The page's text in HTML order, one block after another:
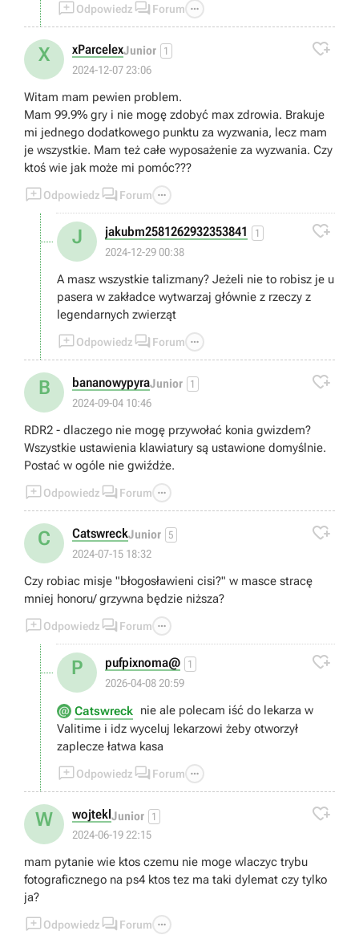
Odpowiedz  Forum 
X xParcelexJunior 1
2024-12-07 23:06

Witam mam pewien problem.
Mam 99.9% gry i nie mogę zdobyć max zdrowia. Brakuje
mi jednego dodatkowego punktu za wyzwania, lecz mam
je wszystkie. Mam też całe wyposażenie za wyzwania. Czy
ktoś wie jak może mi pomóc???
Odpowiedz  Forum 
J jakubm2581262932353841 1
2024-12-29 00:38

A masz wszystkie talizmany? Jeżeli nie to robisz je u
pasera w zakładce wytwarzaj głównie z rzeczy z
legendarnych zwierząt
Odpowiedz  Forum 
B bananowypyraJunior 1
2024-09-04 10:46

RDR2 - dlaczego nie mogę przywołać konia gwizdem?
Wszystkie ustawienia klawiatury są ustawione domyślnie.
Postać w ogóle nie gwiźdże.
Odpowiedz  Forum 
C CatswreckJunior 5
2024-07-15 18:32

Czy robiac misje "błogosławieni cisi?" w masce stracę
mniej honoru/ grzywna będzie niższa?
Odpowiedz  Forum 
P pufpixnoma@ 1
2026-04-08 20:59

Catswreck nie ale polecam iść do lekarza w
Valitime i idz wyceluj lekarzowi żeby otworzył
zaplecze łatwa kasa
Odpowiedz  Forum 
W wojteklJunior 1
2024-06-19 22:15

mam pytanie wie ktos czemu nie moge wlaczyc trybu
fotograficznego na ps4 ktos tez ma taki dylemat czy tylko
ja?
Odpowiedz  Forum 